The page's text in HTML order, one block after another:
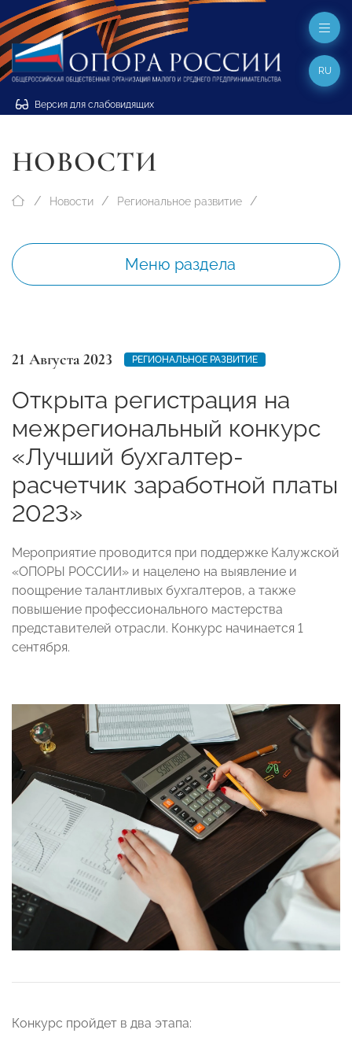
Версия для слабовидящих
RU
НОВОСТИ
Новости Региональное развитие
Меню раздела
21 Августа 2023 РЕГИОНАЛЬНОЕ РАЗВИТИЕ
Открыта регистрация на
межрегиональный конкурс
«Лучший бухгалтер-
расчетчик заработной платы
2023»
Мероприятие проводится при поддержке Калужской
«ОПОРЫ РОССИИ» и нацелено на выявление и
поощрение талантливых бухгалтеров, а также
повышение профессионального мастерства
представителей отрасли. Конкурс начинается 1
сентября.
Конкурс пройдет в два этапа: